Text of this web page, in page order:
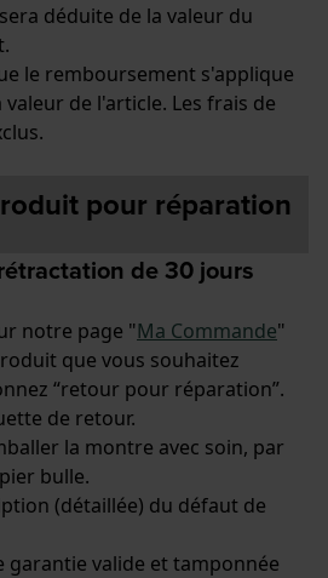
déduite de la valeur du
le remboursement s'applique
de l'article. Les frais de
pour réparation
de 30 jours
notre page "Ma Commande"
que vous souhaitez
“retour pour réparation”.
de retour.
la montre avec soin, par
bulle.
(détaillée) du défaut de
garantie valide et tamponnée